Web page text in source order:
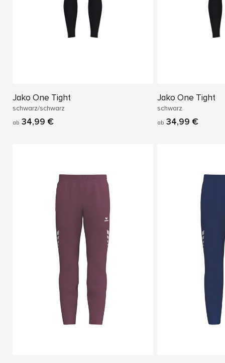
Jako One Tight
schwarz/schwarz
ab 34,99 €
Jako One Tight
schwarz
ab 34,99 €